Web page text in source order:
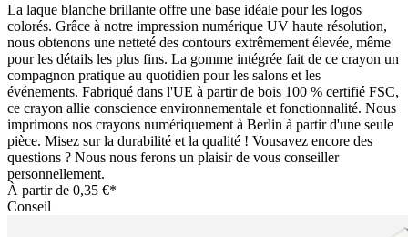
La laque blanche brillante offre une base idéale pour les logos
colorés. Grâce à notre impression numérique UV haute résolution,
nous obtenons une netteté des contours extrêmement élevée, même
pour les détails les plus fins. La gomme intégrée fait de ce crayon un
compagnon pratique au quotidien pour les salons et les
événements. Fabriqué dans l'UE à partir de bois 100 % certifié FSC,
ce crayon allie conscience environnementale et fonctionnalité. Nous
imprimons nos crayons numériquement à Berlin à partir d'une seule
pièce. Misez sur la durabilité et la qualité ! Vousavez encore des
questions ? Nous nous ferons un plaisir de vous conseiller
personnellement.
À partir de 0,35 €*
Conseil